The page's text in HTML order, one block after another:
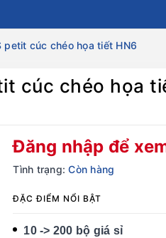
petit cúc chéo họa tiết HN6
cúc chéo họa
Đăng nhập để
Tình trạng: Còn hàng
ĐẶC ĐIỂM NỔI BẬT
10 -> 200 bộ giá sỉ